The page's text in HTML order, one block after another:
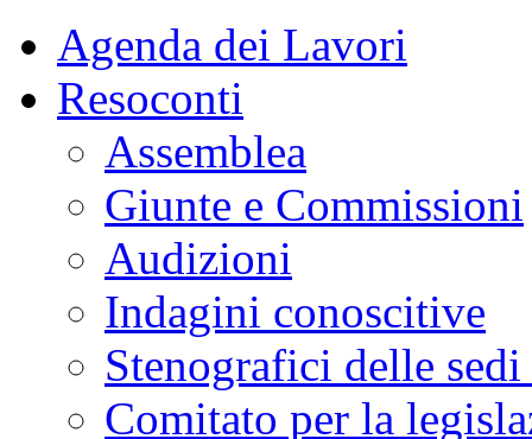
Agenda dei Lavori
Resoconti
Assemblea
Giunte e Commissioni
Audizioni
Indagini conoscitive
Stenografici delle
Comitato per la